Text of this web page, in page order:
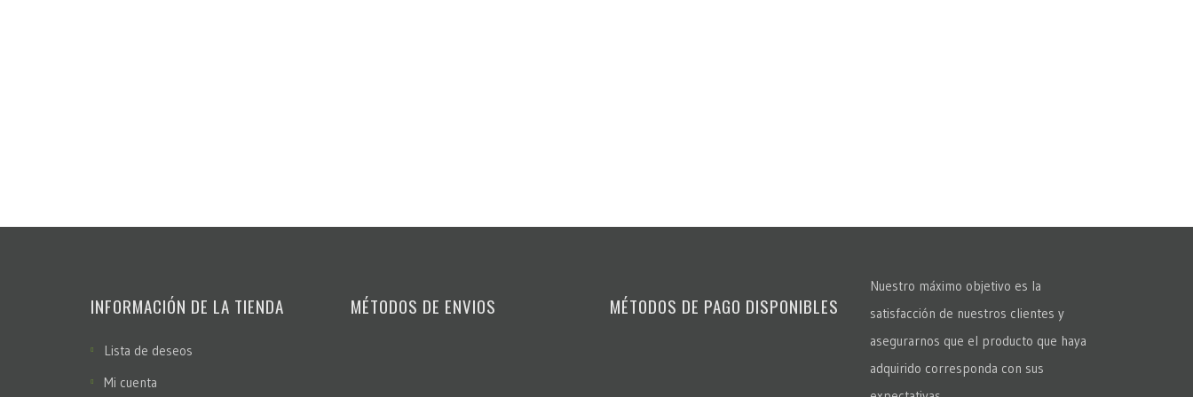
INFORMACIÓN DE LA TIENDA
Lista de deseos
Mi cuenta
MÉTODOS DE ENVIOS MÉTODOS DE PAGO DISPONIBLES
Nuestro máximo objetivo es la
satisfacción de nuestros clientes y
asegurarnos que el producto que haya
adquirido corresponda con sus